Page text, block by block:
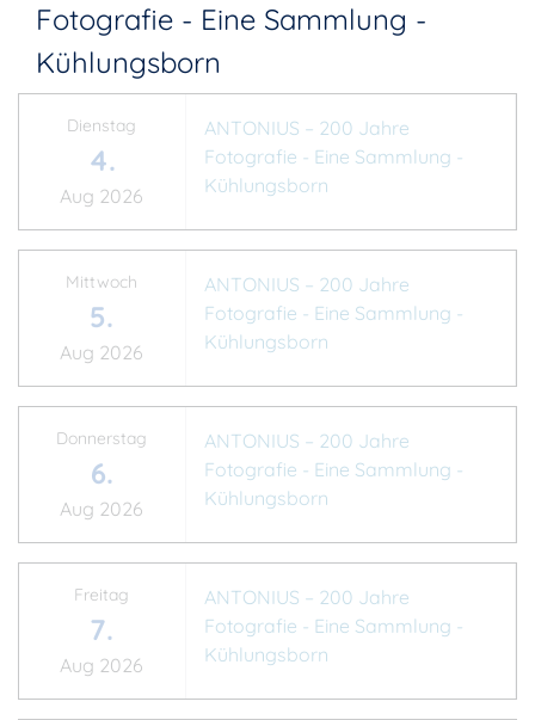
Fotografie - Eine Sammlung -
Kühlungsborn
Dienstag
4.
Aug 2026
ANTONIUS – 200 Jahre
Fotografie - Eine Sammlung -
Kühlungsborn
Mittwoch
5.
Aug 2026
ANTONIUS – 200 Jahre
Fotografie - Eine Sammlung -
Kühlungsborn
Donnerstag
6.
Aug 2026
ANTONIUS – 200 Jahre
Fotografie - Eine Sammlung -
Kühlungsborn
Freitag
7.
Aug 2026
ANTONIUS – 200 Jahre
Fotografie - Eine Sammlung -
Kühlungsborn